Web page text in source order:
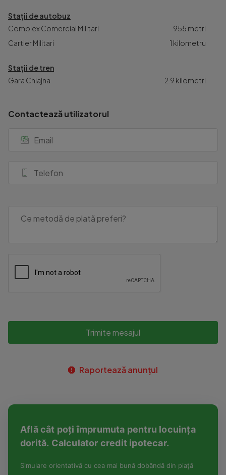
Staţii de autobuz
Complex Comercial Militari
955 metri
Cartier Militari
1 kilometru
Staţii de tren
Gara Chiajna
2.9 kilometri
Contactează utilizatorul
Trimite mesajul
Raportează anunțul
Află cât poți împrumuta pentru locuința
dorită. Calculator credit ipotecar.
Simulare orientativă cu cea mai bună dobândă din piață